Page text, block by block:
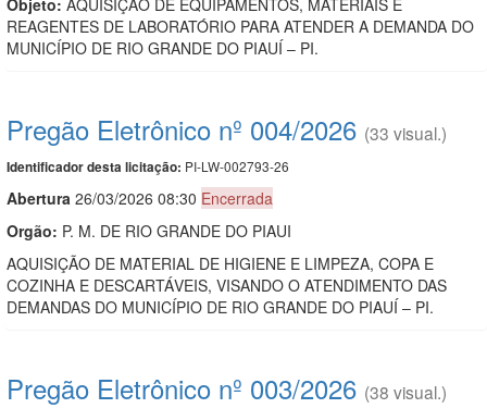
REAGENTES DE LABORATÓRIO PARA ATENDER A DEMANDA DO
MUNICÍPIO DE RIO GRANDE DO PIAUÍ – PI.
Pregão Eletrônico nº 004/2026 (33 visual.)
Identificador desta licitação: PI-LW-002793-26
Abertura 26/03/2026 08:30 Encerrada
Orgão: P. M. DE RIO GRANDE DO PIAUI
AQUISIÇÃO DE MATERIAL DE HIGIENE E LIMPEZA, COPA E
COZINHA E DESCARTÁVEIS, VISANDO O ATENDIMENTO DAS
DEMANDAS DO MUNICÍPIO DE RIO GRANDE DO PIAUÍ – PI.
Pregão Eletrônico nº 003/2026 (38 visual.)